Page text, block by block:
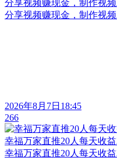
分享视频赚现金，制作视
分享视频赚现金，制作视
2026年8月7日18:45
266
幸福万家直推20人每天收
幸福万家直推20人每天收